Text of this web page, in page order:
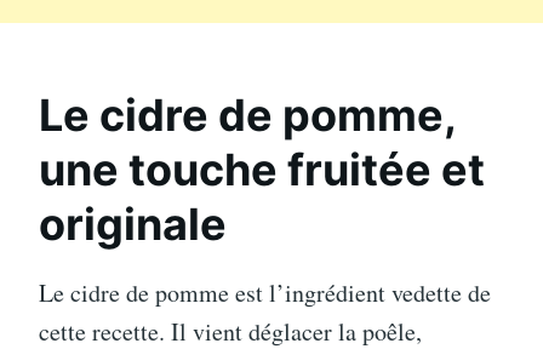
Le cidre de pomme,
une touche fruitée et
originale
Le cidre de pomme est l’ingrédient vedette de
cette recette. Il vient déglacer la poêle,